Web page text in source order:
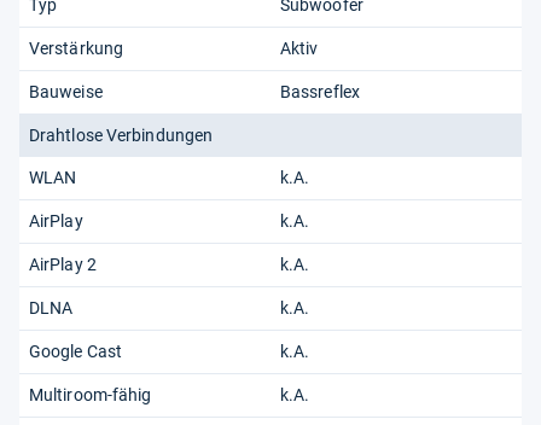
Typ Subwoofer
Verstärkung Aktiv
Bauweise Bassreflex
Drahtlose Verbindungen
WLAN k.A.
AirPlay k.A.
AirPlay 2 k.A.
DLNA k.A.
Google Cast k.A.
Multiroom-fähig k.A.